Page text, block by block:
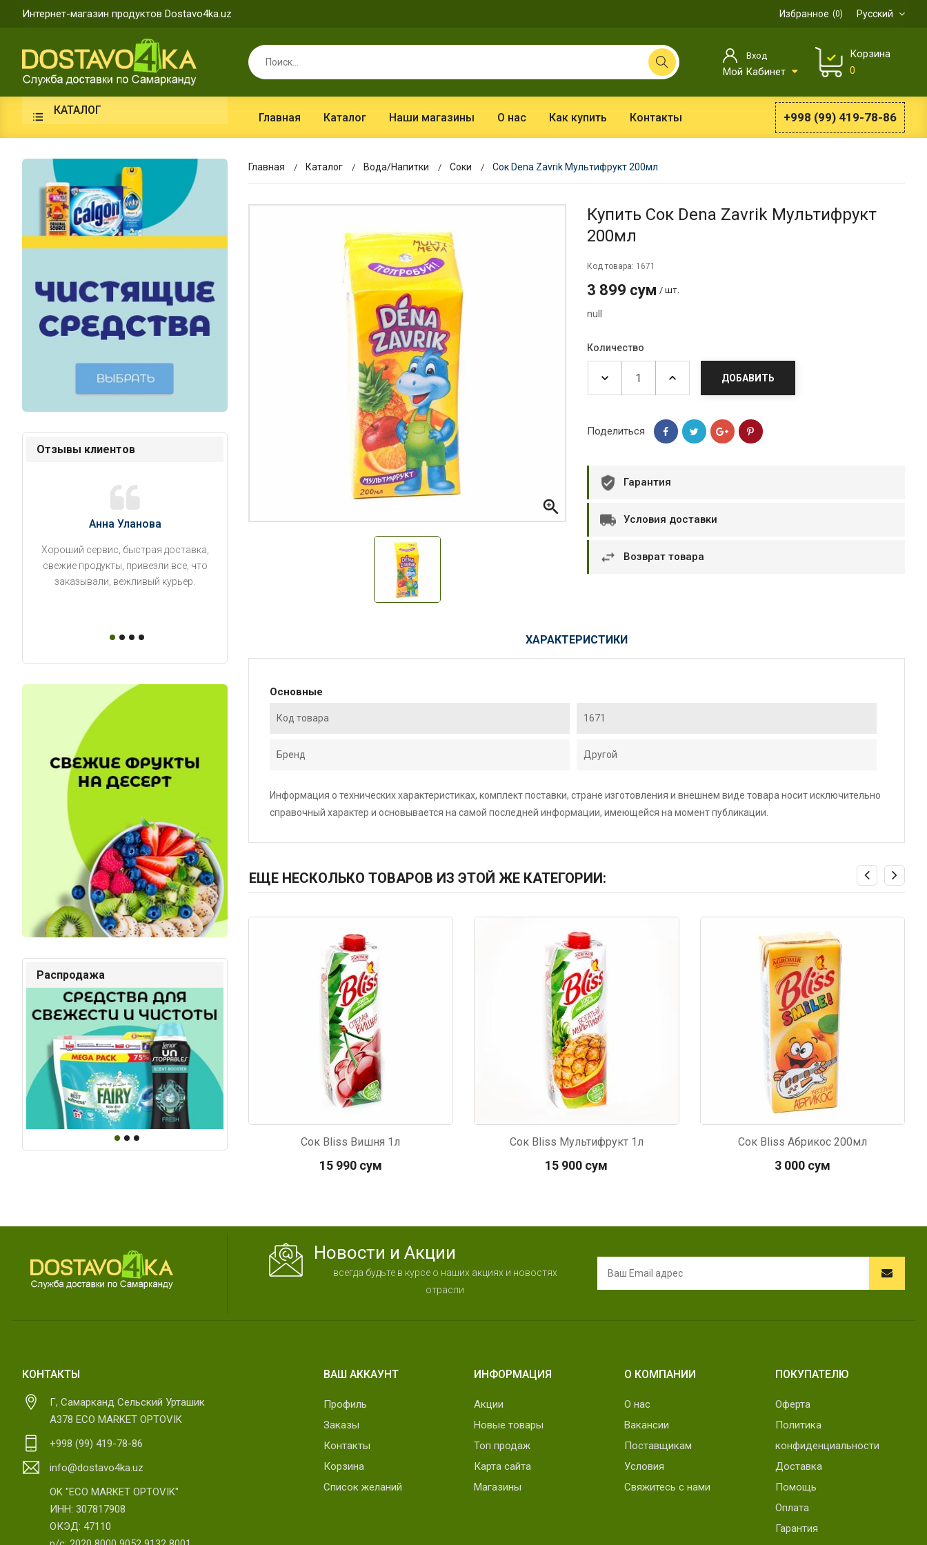
Интернет-магазин продуктов Dostavo4ka.uz Русский
Избранное 0
Вход
Мой Кабинет
Корзина
0
КАТАЛОГ
Главная Каталог Наши магазины О нас Как купить Контакты +998 (99) 419-78-86
Отзывы клиентов
Анна Уланова
Хороший сервис, быстрая доставка,
свежие продукты, привезли все, что
заказывали, вежливый курьер.
Александр П. Ольга Кузяева
Лежу в больнице, сделала заказ, все
привезли раньше назначенного
времени. Курьер Анвар, спасибо ему!
Тимур B.Д.
Оформляют заказ и доставляют
Распродажа
Главная Каталог Вода/Напитки Соки Сок Dena Zavrik Мультифрукт 200мл

Купить Сок Dena Zavrik Мультифрукт
200мл
Код товара: 1671
3 899 сум / шт.
null
Количество
ДОБАВИТЬ
Поделиться
Гарантия
Условия доставки
Возврат товара
ХАРАКТЕРИСТИКИ
Основные
Код товара 1671
Бренд Другой
Информация о технических характеристиках, комплект поставки, стране изготовления и внешнем виде товара носит исключительно
справочный характер и основывается на самой последней информации, имеющейся на момент публикации.
ЕЩЕ НЕСКОЛЬКО ТОВАРОВ ИЗ ЭТОЙ ЖЕ КАТЕГОРИИ:
Код: 4566
Сок Bliss Вишня 1л
15 990 сум
Сок Bliss Мультифрукт 1л
15 900 сум
Сок Bliss Абрикос 200мл
3 000 сум
Новости и Акции
всегда будьте в курсе о наших акциях и новостях
отрасли
КОНТАКТЫ
Г, Самарканд Сельский Урташик
А378 ECO MARKET OPTOVIK
+998 (99) 419-78-86
info@dostavo4ka.uz
OK "ECO MARKET OPTOVIK"
ИНН: 307817908
ОКЭД: 47110
ВАШ АККАУНТ
Профиль
Заказы
Контакты
Корзина
Список желаний
ИНФОРМАЦИЯ
Акции
Новые товары
Топ продаж
Карта сайта
Магазины
О КОМПАНИИ
О нас
Вакансии
Поставщикам
Условия
Свяжитесь с нами
ПОКУПАТЕЛЮ
Оферта
Политика
конфиденциальности
Доставка
Помощь
Оплата
Гарантия